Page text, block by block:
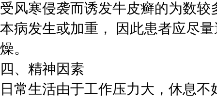
受风寒侵袭而诱发牛皮癣的为数
本病发生或加重， 因此患者应尽
燥。
四、精神因素
日常生活由于工作压力大，休息